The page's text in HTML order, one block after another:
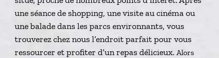
une séance de shopping, une visite au cinéma ou
une balade dans les parcs environnants, vous
trouverez chez nous l’endroit parfait pour vous
ressourcer et profiter d’un repas délicieux. Alors